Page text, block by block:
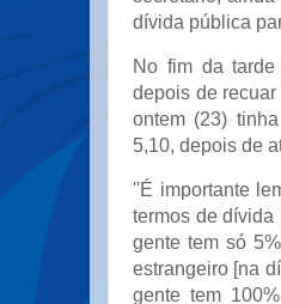
dívida pública
No fim da
depois de
ontem (23)
5,10, depois de
''É importante
termos de dívida
gente tem só
estrangeiro [na
gente tem